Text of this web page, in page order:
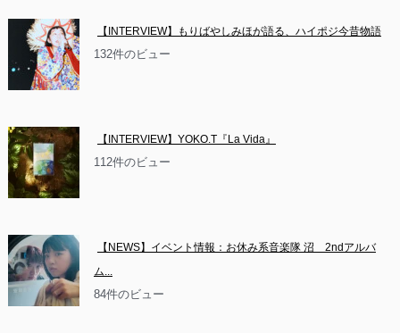
【INTERVIEW】もりばやしみほが語る、ハイポジ今昔物語
132件のビュー
【INTERVIEW】YOKO.T『La Vida』
112件のビュー
【NEWS】イベント情報：お休み系音楽隊 沼　2ndアルバ
ム...
84件のビュー